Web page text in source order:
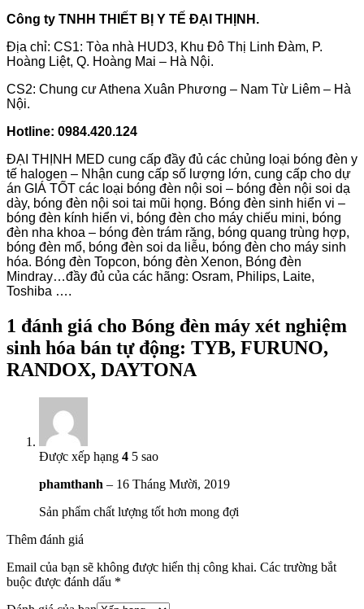
Công ty TNHH THIẾT BỊ Y TẾ ĐẠI THỊNH.
Địa chỉ: CS1: Tòa nhà HUD3, Khu Đô Thị Linh Đàm, P.
Hoàng Liệt, Q. Hoàng Mai – Hà Nội.
CS2: Chung cư Athena Xuân Phương – Nam Từ Liêm – Hà
Nội.
Hotline: 0984.420.124
ĐẠI THỊNH MED cung cấp đầy đủ các chủng loại bóng đèn y
tế halogen – Nhận cung cấp số lượng lớn, cung cấp cho dự
án GIÁ TỐT các loại bóng đèn nội soi – bóng đèn nội soi dạ
dày, bóng đèn nội soi tai mũi họng. Bóng đèn sinh hiển vi –
bóng đèn kính hiển vi, bóng đèn cho máy chiếu mini, bóng
đèn nha khoa – bóng đèn trám răng, bóng quang trùng hợp,
bóng đèn mổ, bóng đèn soi da liễu, bóng đèn cho máy sinh
hóa. Bóng đèn Topcon, bóng đèn Xenon, Bóng đèn
Mindray…đầy đủ của các hãng: Osram, Philips, Laite,
Toshiba ….
1 đánh giá cho Bóng đèn máy xét nghiệm
sinh hóa bán tự động: TYB, FURUNO,
RANDOX, DAYTONA
Được xếp hạng 4 5 sao
phamthanh – 16 Tháng Mười, 2019
Sản phẩm chất lượng tốt hơn mong đợi
Thêm đánh giá
Email của bạn sẽ không được hiển thị công khai. Các trường bắt
buộc được đánh dấu *